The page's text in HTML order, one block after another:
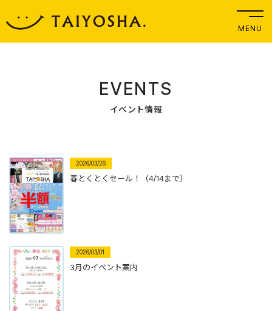
MENU
EVENTS
イベント情報
2026/03/26
春とくとくセール！（4/14まで）
2026/03/01
3月のイベント案内